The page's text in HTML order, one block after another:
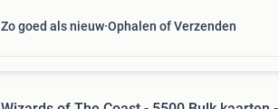
Zo goed als nieuw Ophalen of Verzenden